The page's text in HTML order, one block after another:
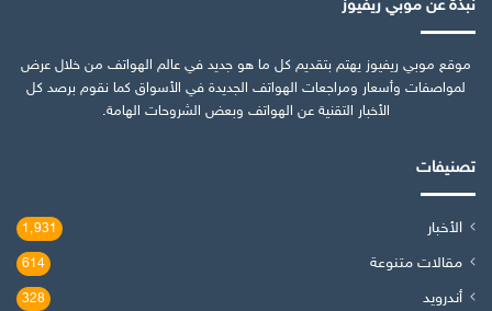
نبذة عن موبي ريفيوز
موقع موبي ريفيوز يهتم بتقديم كل ما هو جديد في عالم الهواتف من خلال عرض
لمواصفات وأسعار ومراجعات الهواتف الجديدة في الأسواق كما نقوم برصد كل
الأخبار التقنية عن الهواتف وبعض الشروحات الهامة.
تصنيفات
الأخبار 1٬931
مقالات متنوعة 614
أندرويد 328